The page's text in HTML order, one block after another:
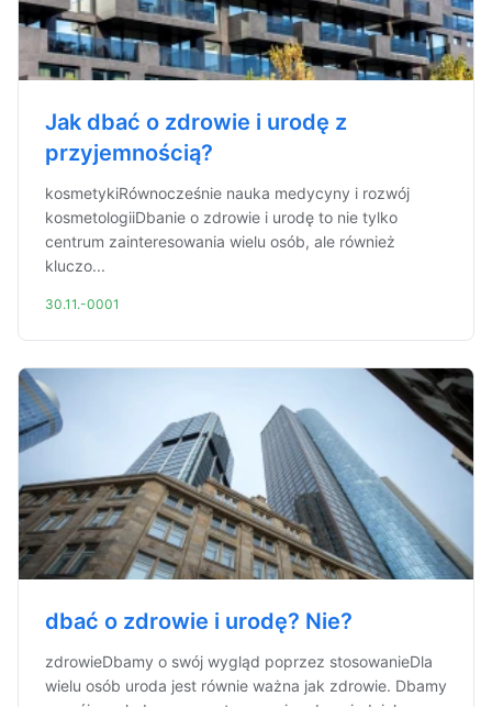
Jak dbać o zdrowie i urodę z
przyjemnością?
kosmetykiRównocześnie nauka medycyny i rozwój
kosmetologiiDbanie o zdrowie i urodę to nie tylko
centrum zainteresowania wielu osób, ale również
kluczo...
30.11.-0001
dbać o zdrowie i urodę? Nie?
zdrowieDbamy o swój wygląd poprzez stosowanieDla
wielu osób uroda jest równie ważna jak zdrowie. Dbamy